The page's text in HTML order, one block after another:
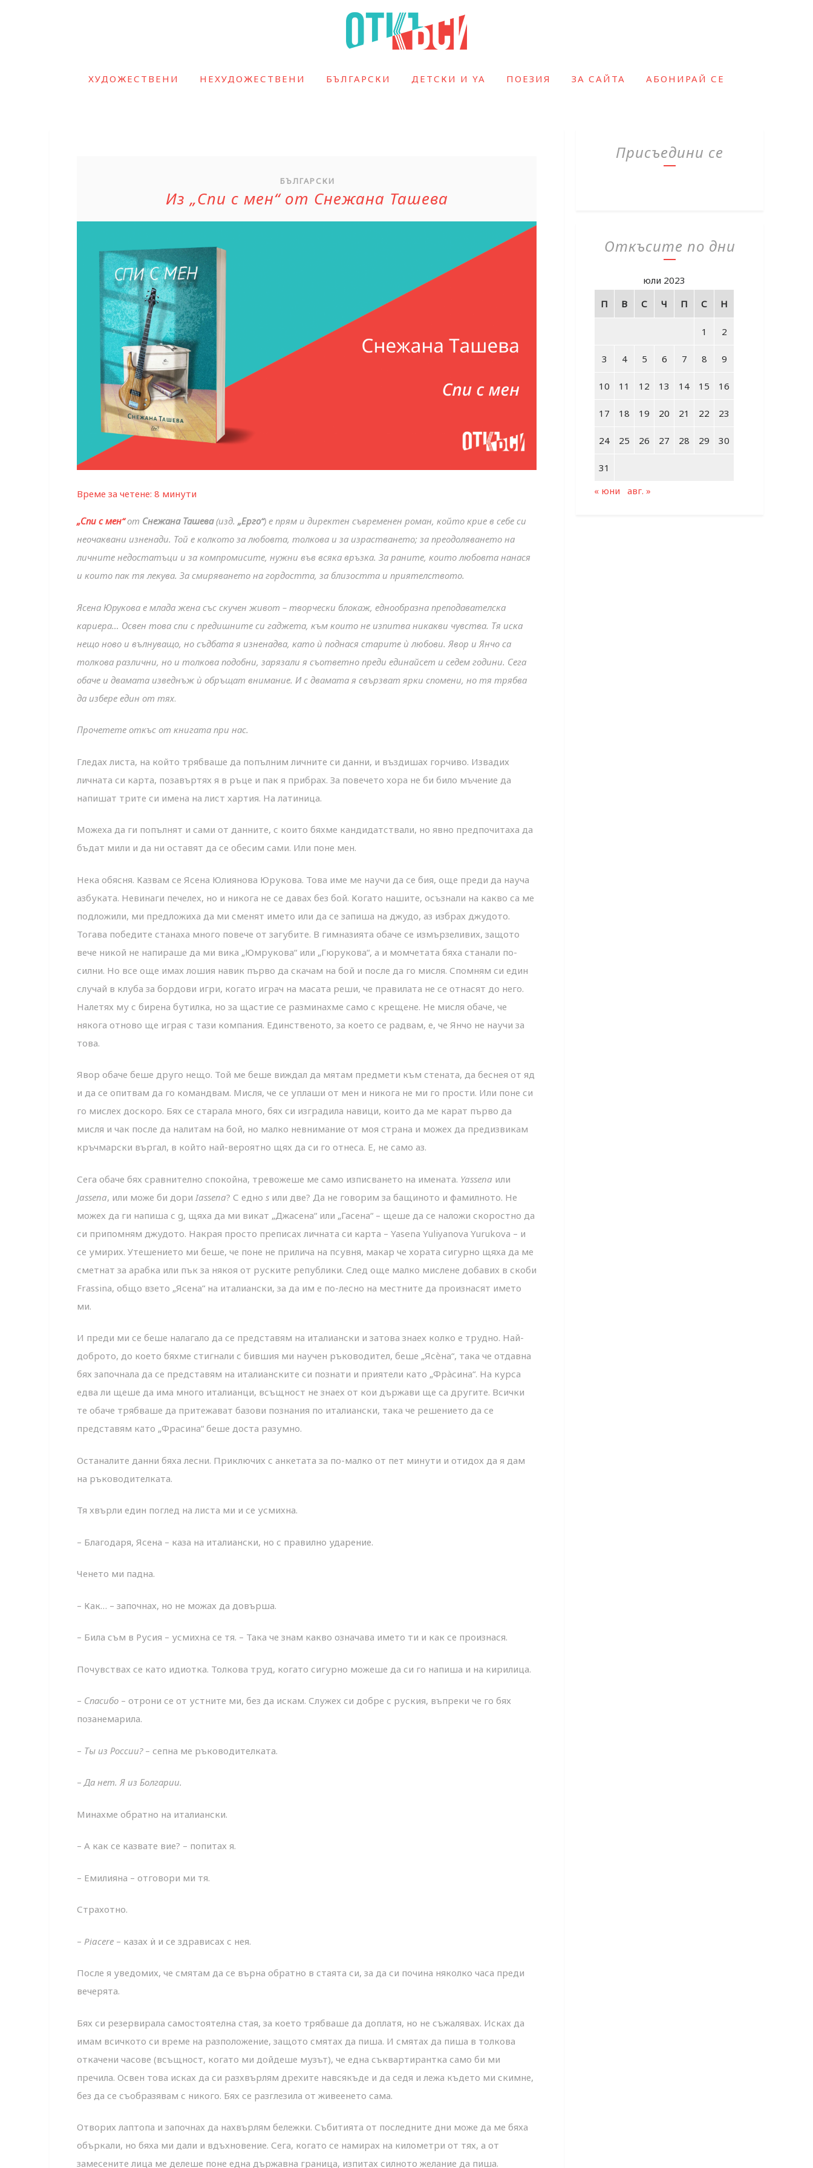
ХУДОЖЕСТВЕНИ НЕХУДОЖЕСТВЕНИ БЪЛГАРСКИ ДЕТСКИ И YA ПОЕЗИЯ ЗА САЙТА АБОНИРАЙ СЕ
БЪЛГАРСКИ
Из „Спи с мен“ от Снежана Ташева
Време за четене: 8 минути
„Спи с мен“от Снежана Ташева(изд. „Ерго“) е прям и директен съвременен роман, който крие в себе си
неочаквани изненади. Той е колкото за любовта, толкова и за израстването; за преодоляването на
личните недостатъци и за компромисите, нужни във всяка връзка. За раните, които любовта нанася
и които пак тя лекува. За смиряването на гордостта, за близостта и приятелството.
Ясена Юрукова е млада жена със скучен живот – творчески блокаж, еднообразна преподавателска
кариера… Освен това спи с предишните си гаджета, към които не изпитва никакви чувства. Тя иска
нещо ново и вълнуващо, но съдбата я изненадва, като ѝ поднася старите ѝ любови. Явор и Янчо са
толкова различни, но и толкова подобни, зарязали я съответно преди единайсет и седем години. Сега
обаче и двамата изведнъж ѝ обръщат внимание. И с двамата я свързват ярки спомени, но тя трябва
да избере един от тях.
Прочетете откъс от книгата при нас.
Гледах листа, на който трябваше да попълним личните си данни, и въздишах горчиво. Извадих
личната си карта, позавъртях я в ръце и пак я прибрах. За повечето хора не би било мъчение да
напишат трите си имена на лист хартия. На латиница.
Можеха да ги попълнят и сами от данните, с които бяхме кандидатствали, но явно предпочитаха да
бъдат мили и да ни оставят да се обесим сами. Или поне мен.
Нека обясня. Казвам се Ясена Юлиянова Юрукова. Това име ме научи да се бия, още преди да науча
азбуката. Невинаги печелех, но и никога не се давах без бой. Когато нашите, осъзнали на какво са ме
подложили, ми предложиха да ми сменят името или да се запиша на джудо, аз избрах джудото.
Тогава победите станаха много повече от загубите. В гимназията обаче се измързеливих, защото
вече никой не напираше да ми вика „Юмрукова“ или „Гюрукова“, а и момчетата бяха станали по-
силни. Но все още имах лошия навик първо да скачам на бой и после да го мисля. Спомням си един
случай в клуба за бордови игри, когато играч на масата реши, че правилата не се отнасят до него.
Налетях му с бирена бутилка, но за щастие се разминахме само с крещене. Не мисля обаче, че
някога отново ще играя с тази компания. Единственото, за което се радвам, е, че Янчо не научи за
това.
Явор обаче беше друго нещо. Той ме беше виждал да мятам предмети към стената, да беснея от яд
и да се опитвам да го командвам. Мисля, че се уплаши от мен и никога не ми го прости. Или поне си
го мислех доскоро. Бях се старала много, бях си изградила навици, които да ме карат първо да
мисля и чак после да налитам на бой, но малко невнимание от моя страна и можех да предизвикам
кръчмарски въргал, в който най-вероятно щях да си го отнеса. Е, не само аз.
Сега обаче бях сравнително спокойна, тревожеше ме само изписването на имената. Yassena или
Jassena, или може би дори Iassena? С едно s или две? Да не говорим за бащиното и фамилното. Не
можех да ги напиша с g, щяха да ми викат „Джасена“ или „Гасена“ – щеше да се наложи скоростно да
си припомням джудото. Накрая просто преписах личната си карта – Yasena Yuliyanova Yurukova – и
се умирих. Утешението ми беше, че поне не прилича на псувня, макар че хората сигурно щяха да ме
сметнат за арабка или пък за някоя от руските републики. След още малко мислене добавих в скоби
Frassina, общо взето „Ясена“ на италиански, за да им е по-лесно на местните да произнасят името
ми.
И преди ми се беше налагало да се представям на италиански и затова знаех колко е трудно. Най-
доброто, до което бяхме стигнали с бившия ми научен ръководител, беше „Ясèна“, така че отдавна
бях започнала да се представям на италианските си познати и приятели като „Фрàсина“. На курса
едва ли щеше да има много италианци, всъщност не знаех от кои държави ще са другите. Всички
те обаче трябваше да притежават базови познания по италиански, така че решението да се
представям като „Фрасина“ беше доста разумно.
Останалите данни бяха лесни. Приключих с анкетата за по-малко от пет минути и отидох да я дам
на ръководителката.
Тя хвърли един поглед на листа ми и се усмихна.
– Благодаря, Ясена – каза на италиански, но с правилно ударение.
Ченето ми падна.
– Как… – започнах, но не можах да довърша.
– Била съм в Русия – усмихна се тя. – Така че знам какво означава името ти и как се произнася.
Почувствах се като идиотка. Толкова труд, когато сигурно можеше да си го напиша и на кирилица.
– Спасибо – отрони се от устните ми, без да искам. Служех си добре с руския, въпреки че го бях
позанемарила.
– Ты из России?– сепна ме ръководителката.
–Да нет. Я из Болгарии.
Минахме обратно на италиански.
– А как се казвате вие? – попитах я.
– Емилияна – отговори ми тя.
Страхотно.
– Piacere – казах ѝ и се здрависах с нея.
После я уведомих, че смятам да се върна обратно в стаята си, за да си почина няколко часа преди
вечерята.
Бях си резервирала самостоятелна стая, за което трябваше да доплатя, но не съжалявах. Исках да
имам всичкото си време на разположение, защото смятах да пиша. И смятах да пиша в толкова
откачени часове (всъщност, когато ми дойдеше музът), че една съквартирантка само би ми
пречила. Освен това исках да си разхвърлям дрехите навсякъде и да седя и лежа където ми скимне,
без да се съобразявам с никого. Бях се разглезила от живеенето сама.
Отворих лаптопа и започнах да нахвърлям бележки. Събитията от последните дни може да ме бяха
объркали, но бяха ми дали и вдъхновение. Сега, когато се намирах на километри от тях, а от
замесените лица ме делеше поне една държавна граница, изпитах силното желание да пиша.
Присъедини се
Откъсите по дни
юли 2023
П
В С Ч П С Н
1 2
3 4 5 6 7 8 9
10 11 12 13 14 15 16
17 18 19 20 21 22 23
24 25 26 27 28 29 30
31
« юни
авг. »